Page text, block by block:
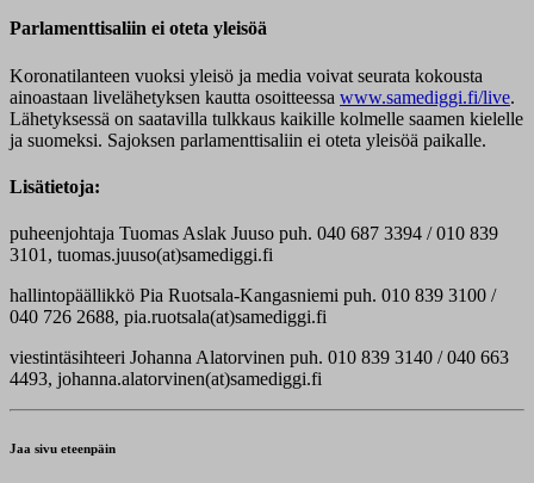
Parlamenttisaliin ei oteta yleisöä
Koronatilanteen vuoksi yleisö ja media voivat seurata kokousta
ainoastaan livelähetyksen kautta osoitteessa www.samediggi.fi/live.
Lähetyksessä on saatavilla tulkkaus kaikille kolmelle saamen kielelle
ja suomeksi. Sajoksen parlamenttisaliin ei oteta yleisöä paikalle.
Lisätietoja:
puheenjohtaja Tuomas Aslak Juuso puh. 040 687 3394 / 010 839
3101, tuomas.juuso(at)samediggi.fi
hallintopäällikkö Pia Ruotsala-Kangasniemi puh. 010 839 3100 /
040 726 2688, pia.ruotsala(at)samediggi.fi
viestintäsihteeri Johanna Alatorvinen puh. 010 839 3140 / 040 663
4493, johanna.alatorvinen(at)samediggi.fi
Jaa sivu eteenpäin